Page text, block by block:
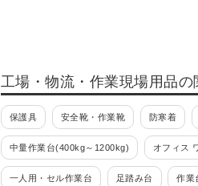
工場・物流・作業現場用品の
保護具 安全靴・作業靴 防寒着
中量作業台(400kg～1200kg) オフィス
一人用・セル作業台 足踏み台 作業